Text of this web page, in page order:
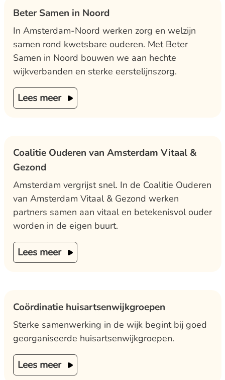
Beter Samen in Noord
In Amsterdam-Noord werken zorg en welzijn
samen rond kwetsbare ouderen. Met Beter
Samen in Noord bouwen we aan hechte
wijkverbanden en sterke eerstelijnszorg.
Lees meer
Coalitie Ouderen van Amsterdam Vitaal &
Gezond
Amsterdam vergrijst snel. In de Coalitie Ouderen
van Amsterdam Vitaal & Gezond werken
partners samen aan vitaal en betekenisvol ouder
worden in de eigen buurt.
Lees meer
Coördinatie huisartsenwijkgroepen
Sterke samenwerking in de wijk begint bij goed
georganiseerde huisartsenwijkgroepen.
Lees meer